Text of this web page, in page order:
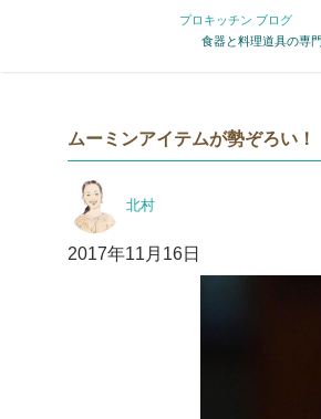
プロキッチン ブログ
食器と料理道具の専
ムーミンアイテムが勢ぞろい！
稿
北村
投
2017年11月16日